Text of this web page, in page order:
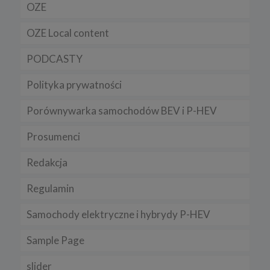
OZE
OZE Local content
PODCASTY
Polityka prywatności
Porównywarka samochodów BEV i P-HEV
Prosumenci
Redakcja
Regulamin
Samochody elektryczne i hybrydy P-HEV
Sample Page
slider